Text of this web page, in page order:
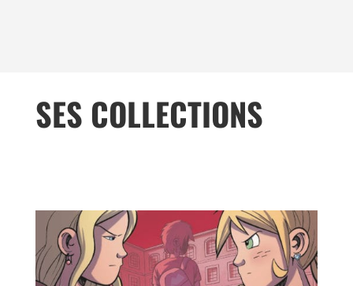
SES COLLECTIONS